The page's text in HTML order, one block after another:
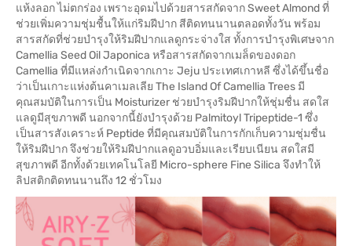
แห้งลอก ไม่ตกร่อง เพราะอุดมไปด้วยสารสกัดจาก Sweet Almond ที่
ช่วยเพิ่มความชุ่มชื้นให้แก่ริมฝีปาก สีติดทนนานตลอดทั้งวัน พร้อม
สารสกัดที่ช่วยบำรุงให้ริมฝีปากแลดูกระจ่างใส ทั้งการบำรุงพิเศษจาก
Camellia Seed Oil Japonica หรือสารสกัดจากเมล็ดของดอก
Camellia ที่มีแหล่งกำเนิดจากเกาะ Jeju ประเทศเกาหลี ซึ่งได้ขึ้นชื่อ
ว่าเป็นเกาะแห่งต้นคาเมลเลีย The Island Of Camellia Trees มี
คุณสมบัติในการเป็น Moisturizer ช่วยบำรุงริมฝีปากให้ชุ่มชื่น สดใส
แลดูมีสุขภาพดี นอกจากนี้ยังบำรุงด้วย Palmitoyl Tripeptide-1 ซึ่ง
เป็นสารสังเคราะห์ Peptide ที่มีคุณสมบัติในการกักเก็บความชุ่มชื่น
ให้ริมฝีปาก จึงช่วยให้ริมฝีปากแลดูอวบอิ่มและเรียบเนียน สดใสมี
สุขภาพดี อีกทั้งด้วยเทคโนโลยี Micro-sphere Fine Silica จึงทำให้
ลิปสติกติดทนนานถึง 12 ชั่วโมง